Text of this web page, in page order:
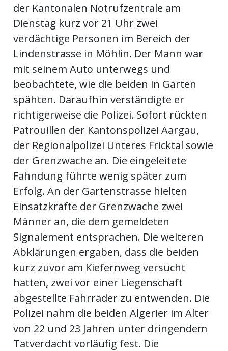
der Kantonalen Notrufzentrale am
Dienstag kurz vor 21 Uhr zwei
verdächtige Personen im Bereich der
Lindenstrasse in Möhlin. Der Mann war
mit seinem Auto unterwegs und
beobachtete, wie die beiden in Gärten
spähten. Daraufhin verständigte er
richtigerweise die Polizei. Sofort rückten
Patrouillen der Kantonspolizei Aargau,
der Regionalpolizei Unteres Fricktal sowie
der Grenzwache an. Die eingeleitete
Fahndung führte wenig später zum
Erfolg. An der Gartenstrasse hielten
Einsatzkräfte der Grenzwache zwei
Männer an, die dem gemeldeten
Signalement entsprachen. Die weiteren
Abklärungen ergaben, dass die beiden
kurz zuvor am Kiefernweg versucht
hatten, zwei vor einer Liegenschaft
abgestellte Fahrräder zu entwenden. Die
Polizei nahm die beiden Algerier im Alter
von 22 und 23 Jahren unter dringendem
Tatverdacht vorläufig fest. Die